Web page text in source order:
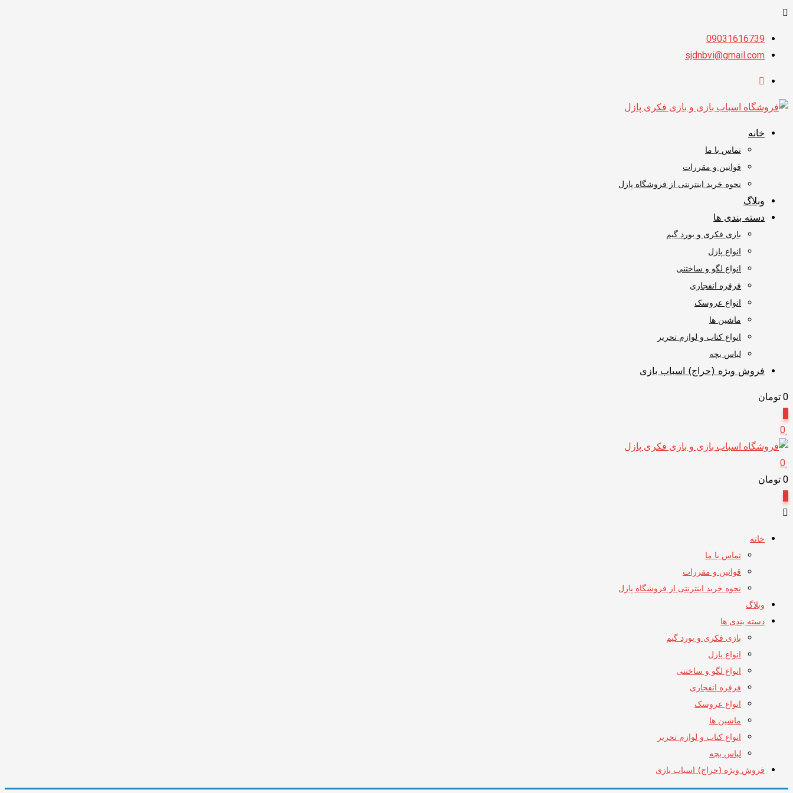
پرش
09031616739
sjdnbvi@gmail.com
خانه
تماس با ما
قوانین و مقررات
نحوه خرید اینترنتی از فروشگاه پازل
وبلاگ
دسته بندی ها
بازی فکری و بورد گیم
انواع پازل
انواع لگو و ساختنی
فرفره انفجاری
انواع عروسک
ماشین ها
انواع کتاب و لوازم تحریر
لباس بچه
فروش ویژه (حراج) اسباب بازی
0 تومان
0
0
0 تومان
خانه
تماس با ما
قوانین و مقررات
نحوه خرید اینترنتی از فروشگاه پازل
وبلاگ
دسته بندی ها
بازی فکری و بورد گیم
انواع پازل
انواع لگو و ساختنی
فرفره انفجاری
انواع عروسک
ماشین ها
انواع کتاب و لوازم تحریر
لباس بچه
فروش ویژه (حراج) اسباب بازی